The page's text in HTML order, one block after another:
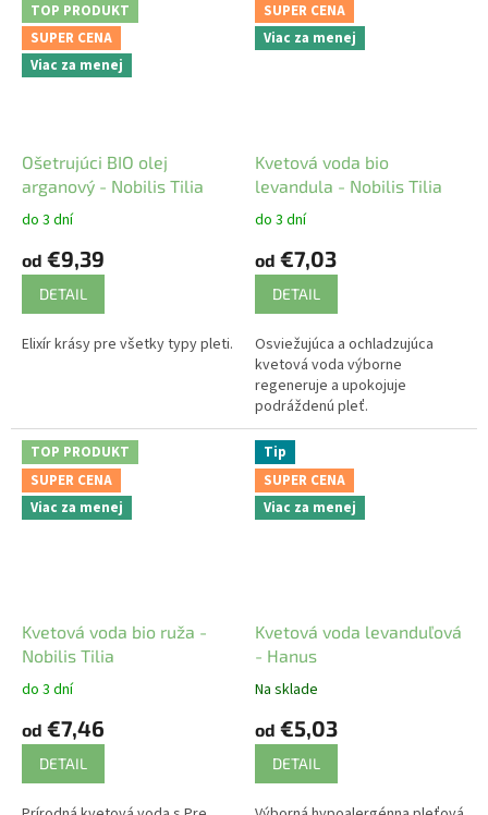
TOP PRODUKT
SUPER CENA
Viac za menej
Ošetrujúci BIO olej
arganový - Nobilis Tilia
do 3 dní
od €9,39
DETAIL
Elixír krásy pre všetky typy pleti.
SUPER CENA
Viac za menej
Kvetová voda bio
levandula - Nobilis Tilia
do 3 dní
od €7,03
DETAIL
Osviežujúca a ochladzujúca
kvetová voda výborne
regeneruje a upokojuje
podráždenú pleť.
TOP PRODUKT
SUPER CENA
Viac za menej
Kvetová voda bio ruža -
Nobilis Tilia
do 3 dní
od €7,46
DETAIL
Tip
SUPER CENA
Viac za menej
Kvetová voda levanduľová
- Hanus
Na sklade
od €5,03
DETAIL